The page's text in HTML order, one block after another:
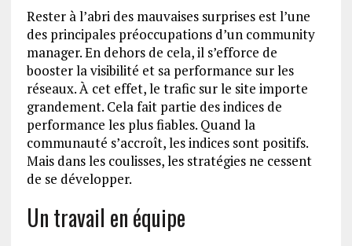
Rester à l’abri des mauvaises surprises est l’une
des principales préoccupations d’un community
manager. En dehors de cela, il s’efforce de
booster la visibilité et sa performance sur les
réseaux. À cet effet, le trafic sur le site importe
grandement. Cela fait partie des indices de
performance les plus fiables. Quand la
communauté s’accroît, les indices sont positifs.
Mais dans les coulisses, les stratégies ne cessent
de se développer.
Un travail en équipe